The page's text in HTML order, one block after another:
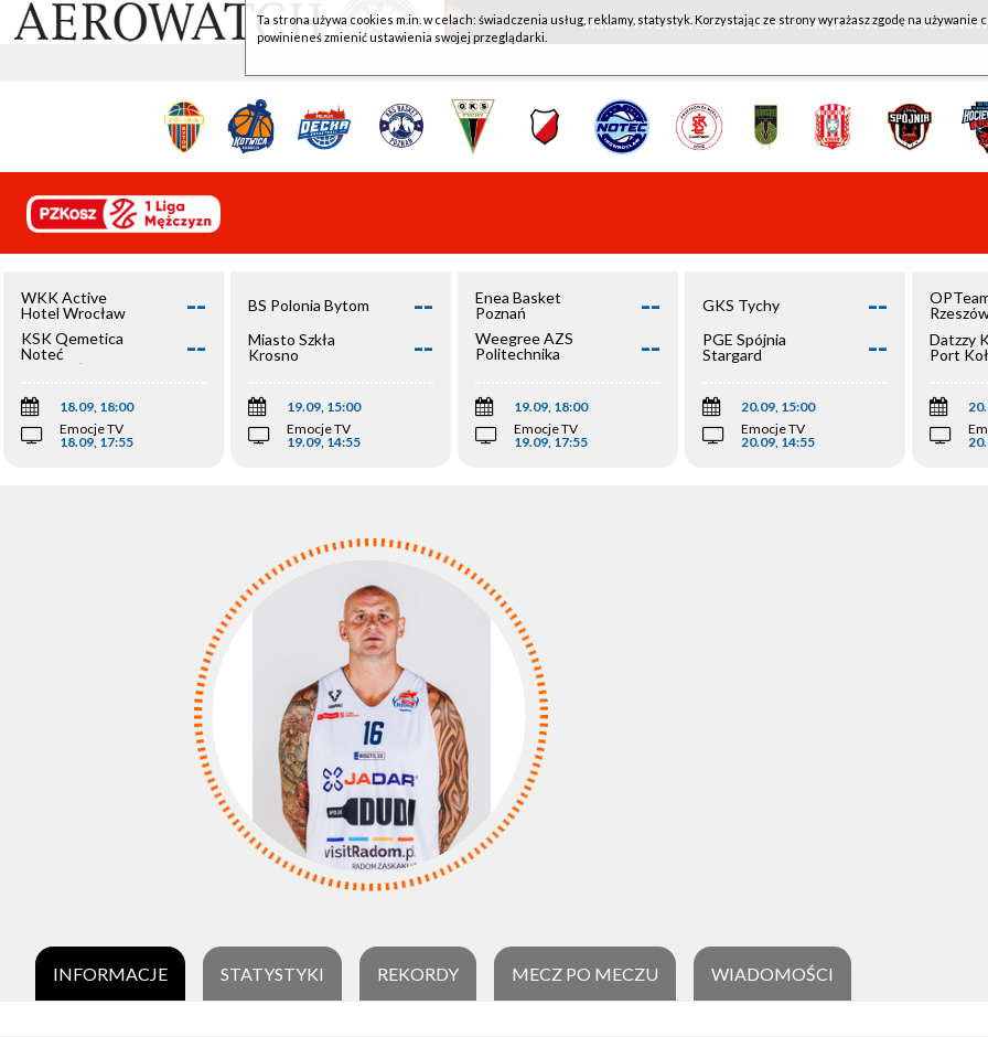
WKK ACTIVE HOTEL WROCŁAW - KSK QEMETICA NOTEĆ
WKK Active
Hotel Wrocław
--
KSK Qemetica
Noteć
Inowrocław
--
18.09, 18:00
Emocje TV
18.09, 17:55
BS Polonia Bytom --
Miasto Szkła
Krosno
--
19.09, 15:00
Emocje TV
19.09, 14:55
Enea Basket
Poznań
--
Weegree AZS
Politechnika
--
19.09, 18:00
Emocje TV
19.09, 17:55
GKS Tychy --
PGE Spójnia
Stargard
--
20.09, 15:00
Emocje TV
20.09, 14:55
Datzzy
Port
INFORMACJE STATYSTYKI REKORDY MECZ PO MECZU WIADOMOŚCI
Ta strona używa cookies m.in. w celach: świadczenia usług, reklamy, statystyk. Korzystając ze strony wyrażasz zgodę na używanie
powinieneś zmienić ustawienia swojej przeglądarki.